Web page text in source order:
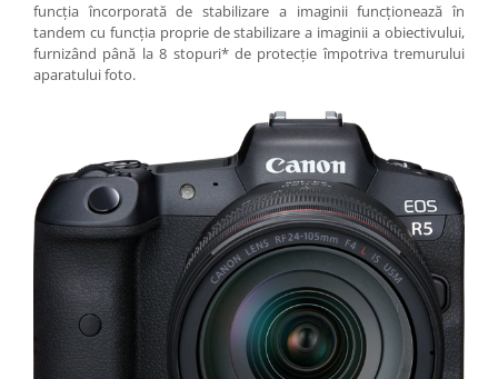
funcţia încorporată de stabilizare a imaginii funcţionează în
tandem cu funcţia proprie de stabilizare a imaginii a obiectivului,
furnizând până la 8 stopuri* de protecţie împotriva tremurului
aparatului foto.